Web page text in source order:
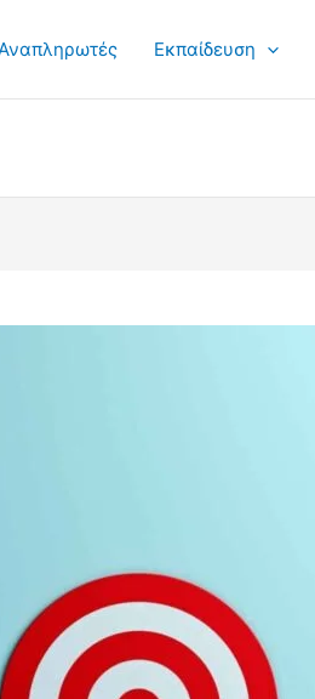
Αναπληρωτές Εκπαίδευση